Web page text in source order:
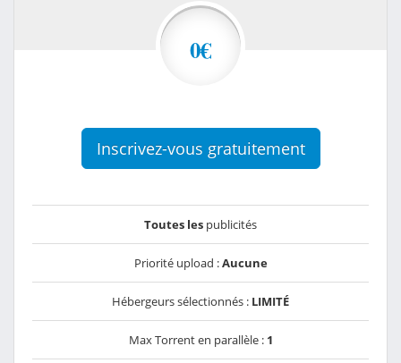
0€
Inscrivez-vous gratuitement
Toutes les publicités
Priorité upload :Aucune
Hébergeurs sélectionnés : LIMITÉ
Max Torrent en parallèle : 1